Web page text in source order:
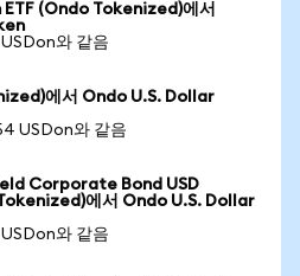
(Ondo Tokenized)에서
와 같음
에서 Ondo U.S. Dollar
USDon와 같음
Corporate Bond USD
에서 Ondo U.S. Dollar
와 같음